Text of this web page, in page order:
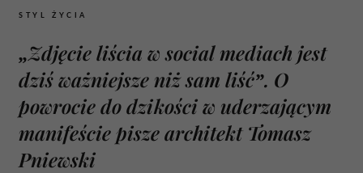
STYL ŻYCIA
„Zdjęcie liścia w social mediach jest
dziś ważniejsze niż sam liść”. O
powrocie do dzikości w uderzającym
manifeście pisze architekt Tomasz
Pniewski